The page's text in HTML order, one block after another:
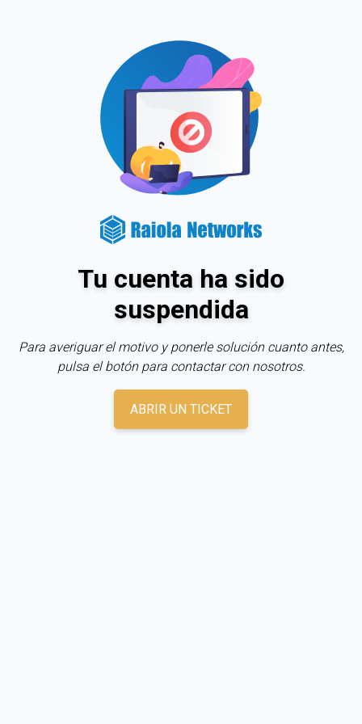
Tu cuenta ha sido
suspendida
Para averiguar el motivo y ponerle solución cuanto antes,
pulsa el botón para contactar con nosotros.
ABRIR UN TICKET